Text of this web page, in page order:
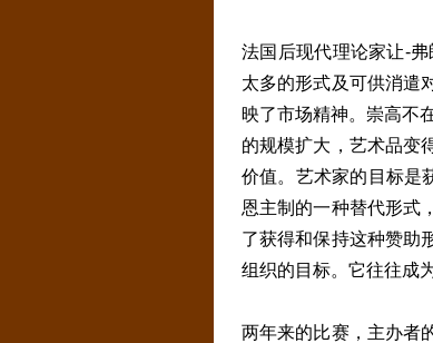
法国后现代理论家让-弗
太多的形式及可供消遣
映了市场精神。崇高不
的规模扩大，艺术品变
价值。艺术家的目标是
恩主制的一种替代形式
了获得和保持这种赞助
组织的目标。它往往成
两年来的比赛，主办者